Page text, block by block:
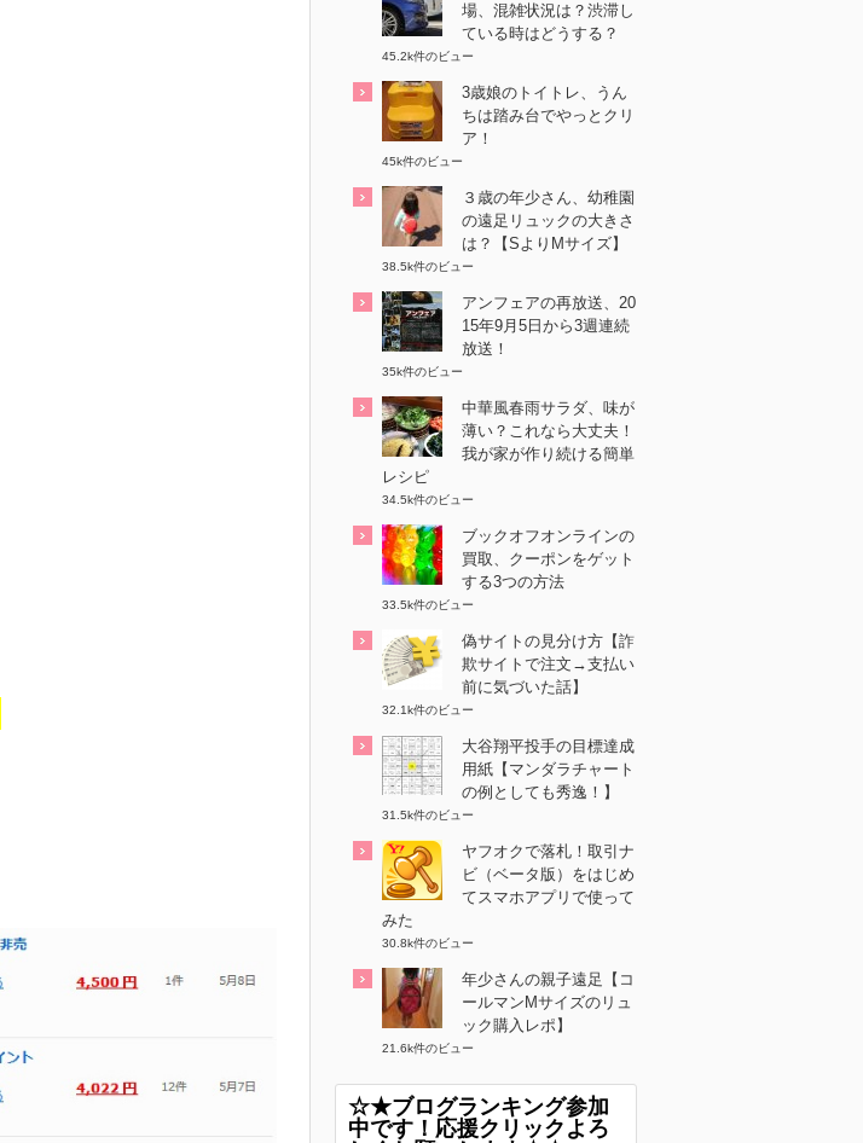
場、混雑状況は？渋滞し
ている時はどうする？
45.2k件のビュー
3歳娘のトイトレ、うん
ちは踏み台でやっとクリ
ア！
45k件のビュー
３歳の年少さん、幼稚園
の遠足リュックの大きさ
は？【SよりMサイズ】
38.5k件のビュー
アンフェアの再放送、20
15年9月5日から3週連続
放送！
35k件のビュー
中華風春雨サラダ、味が
薄い？これなら大丈夫！
我が家が作り続ける簡単
レシピ
34.5k件のビュー
ブックオフオンラインの
買取、クーポンをゲット
する3つの方法
33.5k件のビュー
偽サイトの見分け方【詐
欺サイトで注文→支払い
前に気づいた話】
32.1k件のビュー
大谷翔平投手の目標達成
用紙【マンダラチャート
の例としても秀逸！】
31.5k件のビュー
ヤフオクで落札！取引ナ
ビ（ベータ版）をはじめ
てスマホアプリで使って
みた
30.8k件のビュー
年少さんの親子遠足【コ
ールマンMサイズのリュ
ック購入レポ】
21.6k件のビュー
☆★ブログランキング参加
中です！応援クリックよろ